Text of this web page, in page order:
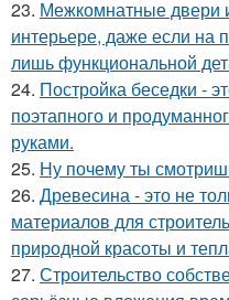
23. Межкомнатные двери
интерьере, даже если на
лишь функциональной
24. Постройка беседки -
поэтапного и
руками.
25. Ну почему ты
26. Древесина - это не
материалов для
природной красоты и
27. Строительство